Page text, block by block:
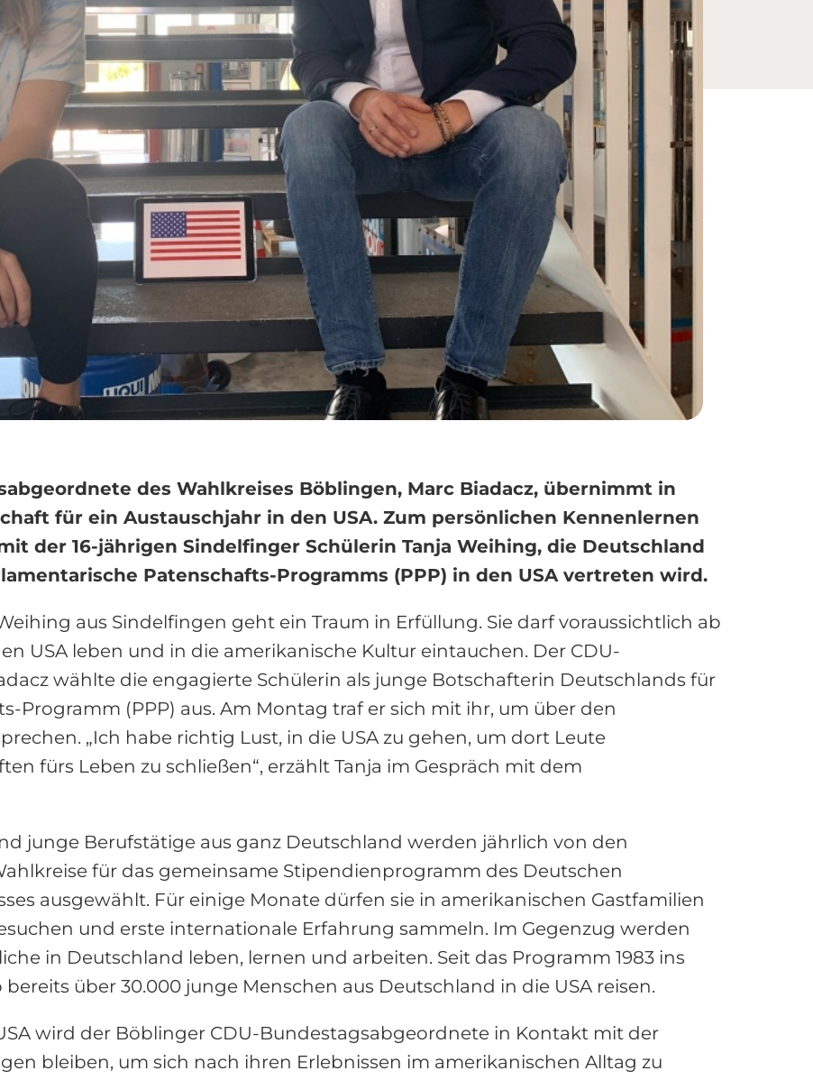
des Wahlkreises Böblingen, Marc Biadacz, übernimmt in
für ein Austauschjahr in den USA. Zum persönlichen Kennenlernen
der 16-jährigen Sindelfinger Schülerin Tanja Weihing, die Deutschland
Patenschafts-Programms (PPP) in den USA vertreten wird.
aus Sindelfingen geht ein Traum in Erfüllung. Sie darf voraussichtlich ab
USA leben und in die amerikanische Kultur eintauchen. Der CDU-
wählte die engagierte Schülerin als junge Botschafterin Deutschlands für
Programm (PPP) aus. Am Montag traf er sich mit ihr, um über den
„Ich habe richtig Lust, in die USA zu gehen, um dort Leute
fürs Leben zu schließen“, erzählt Tanja im Gespräch mit dem
junge Berufstätige aus ganz Deutschland werden jährlich von den
für das gemeinsame Stipendienprogramm des Deutschen
ausgewählt. Für einige Monate dürfen sie in amerikanischen Gastfamilien
und erste internationale Erfahrung sammeln. Im Gegenzug werden
in Deutschland leben, lernen und arbeiten. Seit das Programm 1983 ins
über 30.000 junge Menschen aus Deutschland in die USA reisen.
wird der Böblinger CDU-Bundestagsabgeordnete in Kontakt mit der
bleiben, um sich nach ihren Erlebnissen im amerikanischen Alltag zu